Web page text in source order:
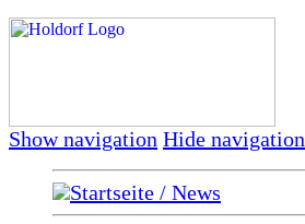
Show navigation Hide navigation
Startseite / News